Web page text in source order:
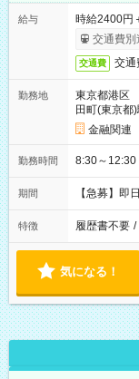
給与
時給2400円
交通費別
交通費 交通
勤務地
東京都港区
田町(東京都
金融関連
勤務時間 8:30～12:30
期間 【急募】
特徴 履歴書不要 /
気になる！